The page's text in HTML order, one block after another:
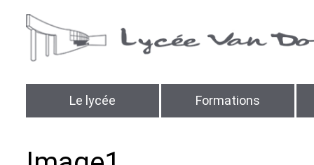
Le lycée Formations